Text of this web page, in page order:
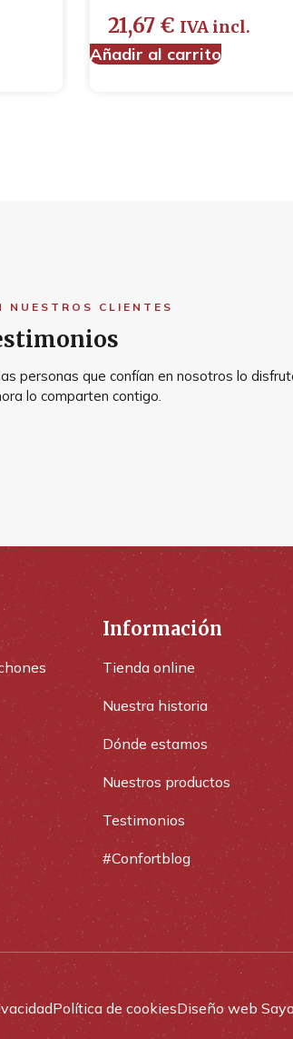
21,67 € IVA incl.
Añadir al carrito
NUESTROS CLIENTES
personas que confían en nosotros lo
lo comparten contigo.
Información
Tienda online
Nuestra historia
Dónde estamos
Nuestros productos
Testimonios
#Confortblog
Política de cookiesDiseño web